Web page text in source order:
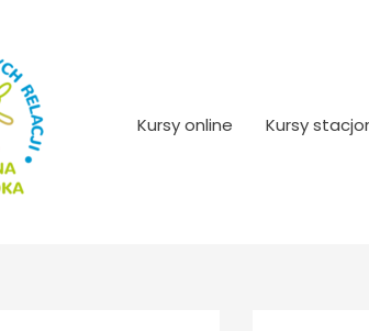
Kursy online Kursy